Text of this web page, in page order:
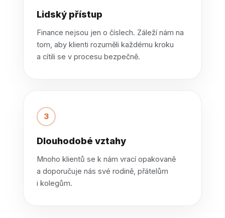
Lidský přístup
Finance nejsou jen o číslech. Záleží nám na
tom, aby klienti rozuměli každému kroku
a cítili se v procesu bezpečně.
3
Dlouhodobé vztahy
Mnoho klientů se k nám vrací opakovaně
a doporučuje nás své rodině, přátelům
i kolegům.